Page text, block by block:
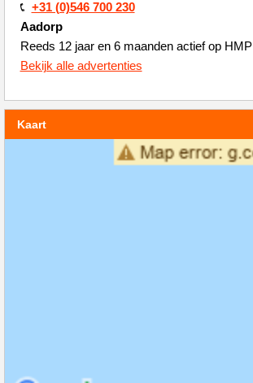
+31 (0)546 700 230
Aadorp
Reeds 12 jaar en 6 maanden actief op HMP
Bekijk alle advertenties
Kaart